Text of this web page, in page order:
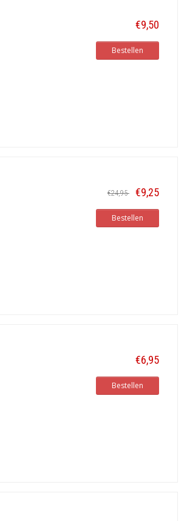
€9,50
Bestellen
€24,95 €9,25
Bestellen
€6,95
Bestellen